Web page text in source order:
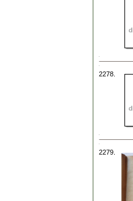
2278.
2279.